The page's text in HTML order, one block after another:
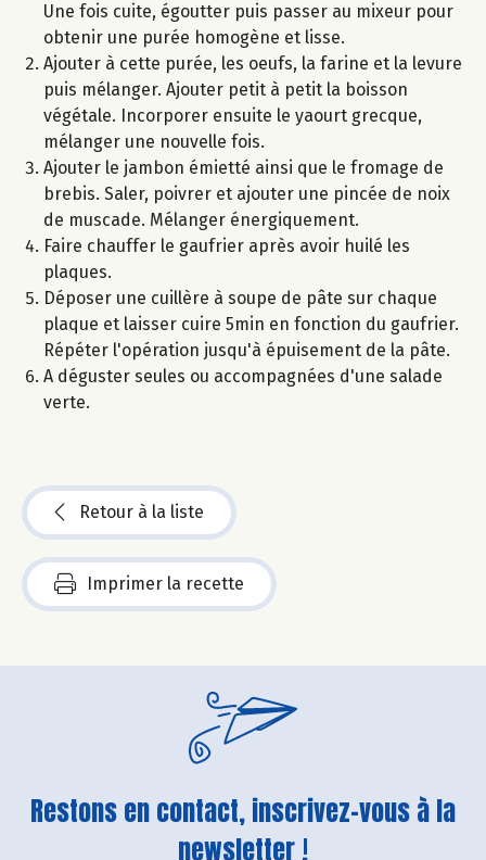
Une fois cuite, égoutter puis passer au mixeur pour
obtenir une purée homogène et lisse.
Ajouter à cette purée, les oeufs, la farine et la levure
puis mélanger. Ajouter petit à petit la boisson
végétale. Incorporer ensuite le yaourt grecque,
mélanger une nouvelle fois.
Ajouter le jambon émietté ainsi que le fromage de
brebis. Saler, poivrer et ajouter une pincée de noix
de muscade. Mélanger énergiquement.
Faire chauffer le gaufrier après avoir huilé les
plaques.
Déposer une cuillère à soupe de pâte sur chaque
plaque et laisser cuire 5min en fonction du gaufrier.
Répéter l'opération jusqu'à épuisement de la pâte.
A déguster seules ou accompagnées d'une salade
verte.
Retour à la liste
Imprimer la recette
Restons en contact, inscrivez-vous à la
newsletter !